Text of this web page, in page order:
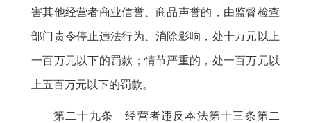
害其他经营者商业信誉、商品声誉的 ， 由监督检查
部门责令停止违法行为、消除影响，处十万元以上
一百万元以下的罚款 ；情节严重的，处一百万元以
上五百万元以下的罚款。
第二十九条 经营者违反本法第十三条第二